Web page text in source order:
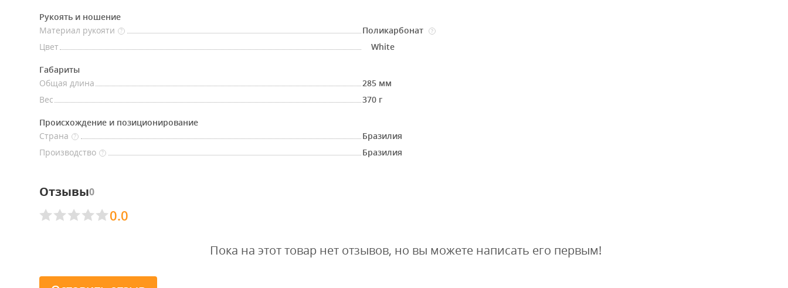
Рукоять и ношение
Материал рукояти
? Поликарбонат ?
Цвет White
Габариты
Общая длина
285 мм
Вес
370 г
Происхождение и позиционирование
Страна
?
Бразилия
Производство
? Бразилия
Отзывы0
0.0
Пока на этот товар нет отзывов, но вы можете написать его первым!